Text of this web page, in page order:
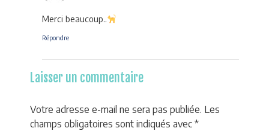
Merci beaucoup..
Répondre
Laisser un commentaire
Votre adresse e-mail ne sera pas publiée. Les
champs obligatoires sont indiqués avec *